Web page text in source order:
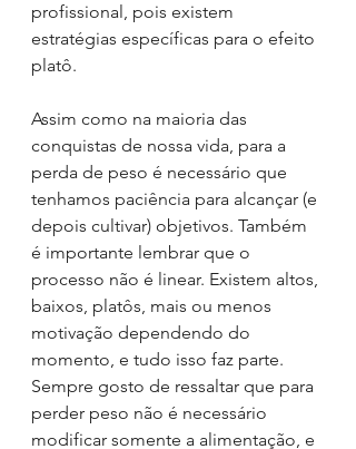
profissional, pois existem
estratégias específicas para o efeito
platô.
Assim como na maioria das
conquistas de nossa vida, para a
perda de peso é necessário que
tenhamos paciência para alcançar (e
depois cultivar) objetivos. Também
é importante lembrar que o
processo não é linear. Existem altos,
baixos, platôs, mais ou menos
motivação dependendo do
momento, e tudo isso faz parte.
Sempre gosto de ressaltar que para
perder peso não é necessário
modificar somente a alimentação, e